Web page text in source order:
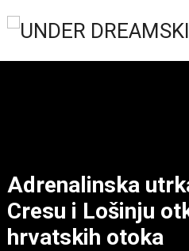
Adrenalinska
Cresu i Lošinju
hrvatskih otoka